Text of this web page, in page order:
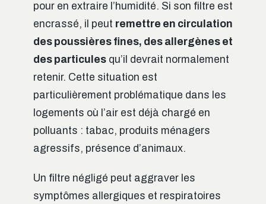
pour en extraire l’humidité. Si son filtre est
encrassé, il peut remettre en circulation
des poussières fines, des allergènes et
des particules qu’il devrait normalement
retenir. Cette situation est
particulièrement problématique dans les
logements où l’air est déjà chargé en
polluants : tabac, produits ménagers
agressifs, présence d’animaux.
Un filtre négligé peut aggraver les
symptômes allergiques et respiratoires